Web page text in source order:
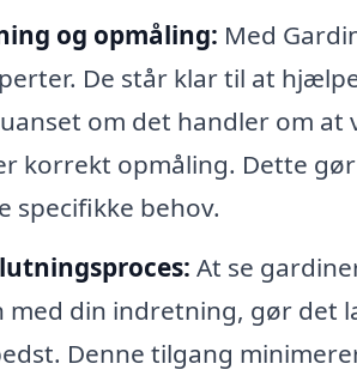
og opmåling: Med
De står klar til at
om det handler om
korrekt opmåling. Dette
specifikke behov.
At se
med din indretning, gør det
Denne tilgang